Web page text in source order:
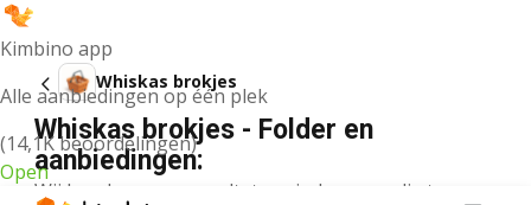
Kimbino app
Alle aanbiedingen op één plek
(14,1K beoordelingen)
Open
Whiskas brokjes
Whiskas brokjes - Folder en
aanbiedingen:
Wij konden geen resultaten vinden voor die term.